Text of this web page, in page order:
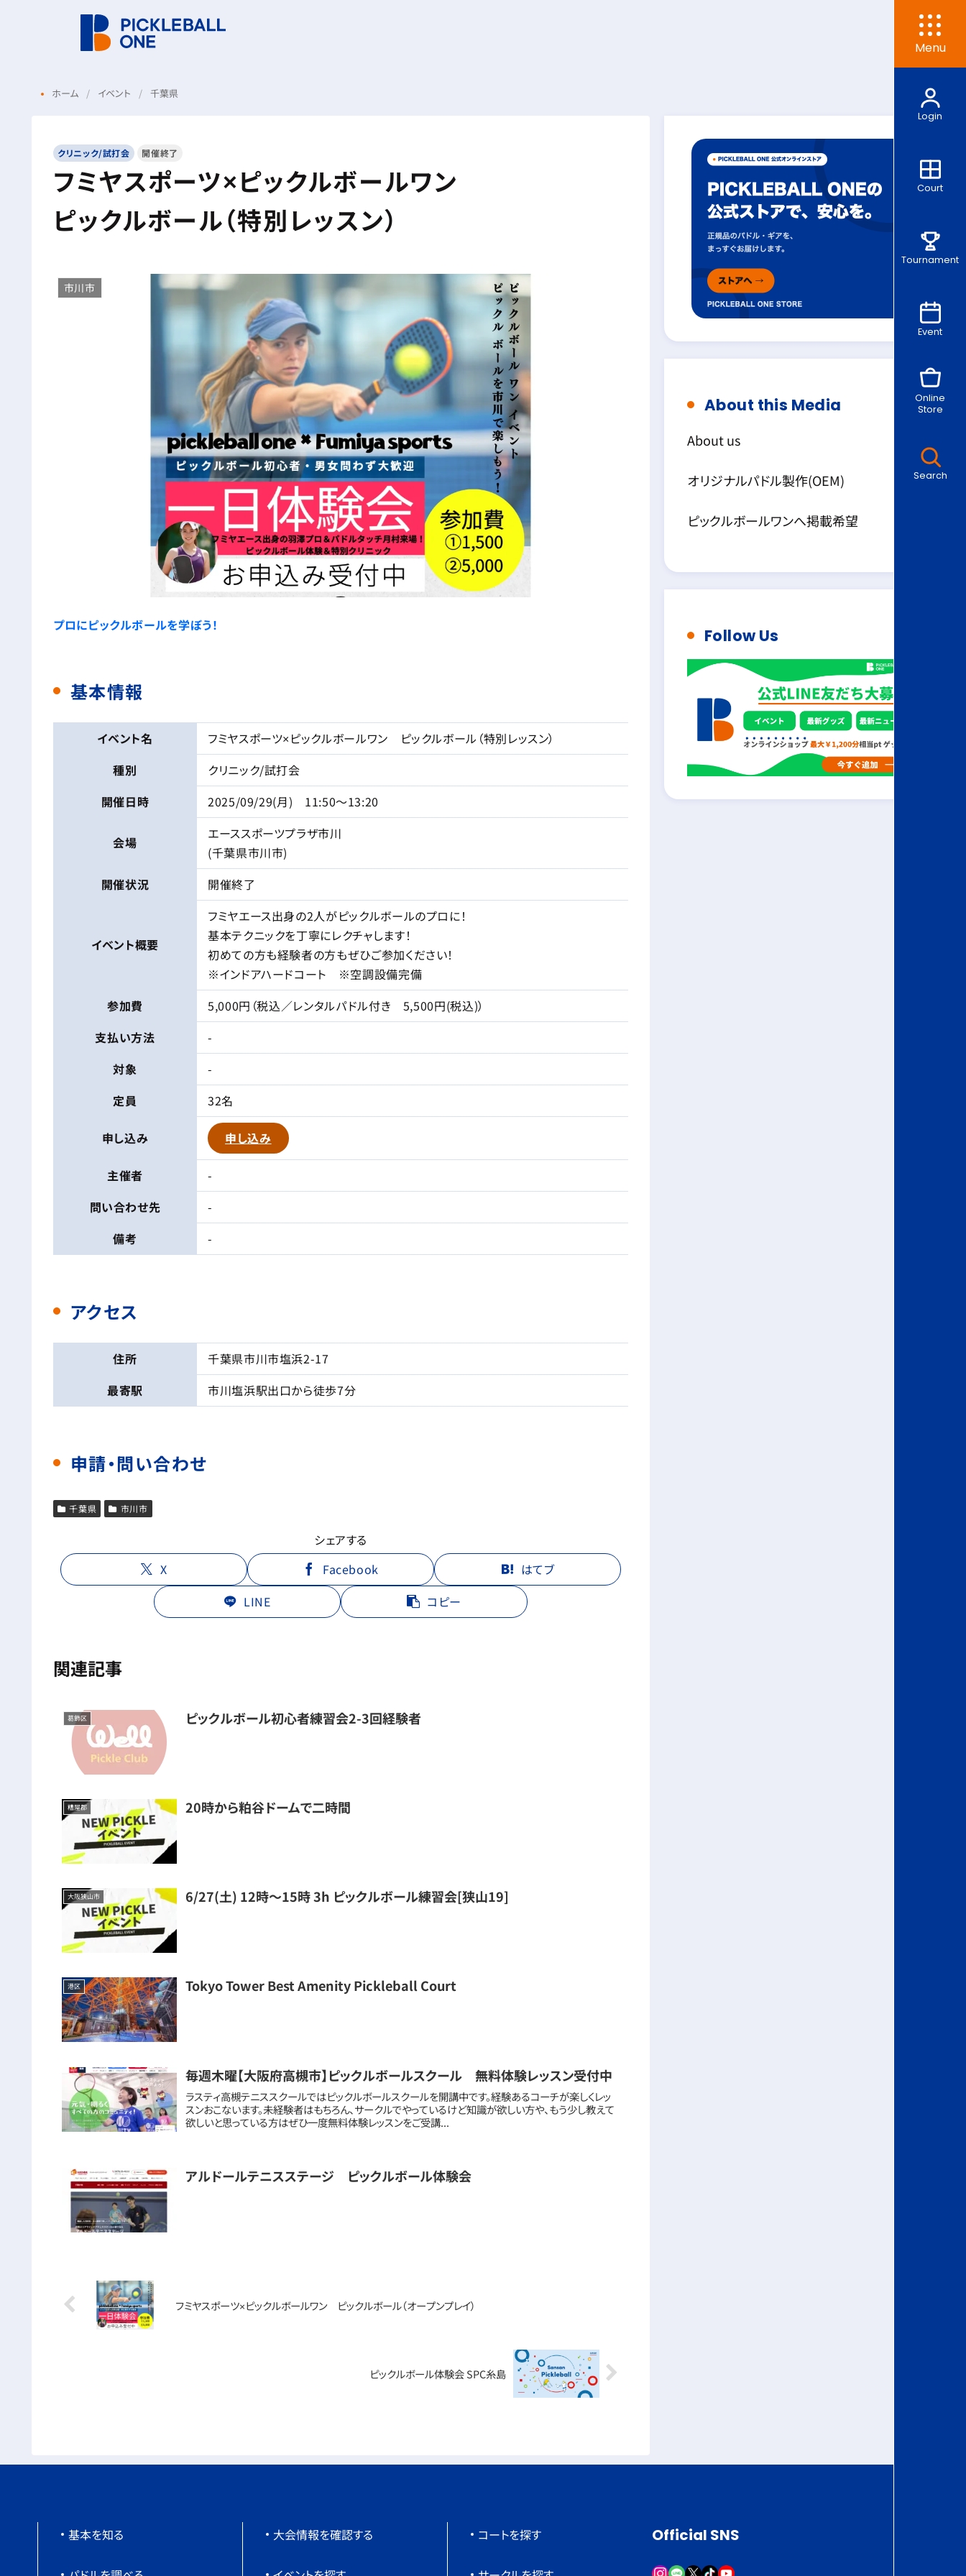
Menu
Login
Court
Tournament
Event
Online
Store
Search
ホーム イベント 千葉県
クリニック/試打会 開催終了
フミヤスポーツ×ピックルボールワン
ピックルボール（特別レッスン）
市川市
プロにピックルボールを学ぼう！
基本情報
イベント名
フミヤスポーツ×ピックルボールワン ピックルボール（特別レッスン）
種別
クリニック/試打会
開催日時
2025/09/29(月) 11:50～13:20
会場
エーススポーツプラザ市川
(千葉県市川市)
開催状況
開催終了
イベント概要
フミヤエース出身の2人がピックルボールのプロに！
基本テクニックを丁寧にレクチャします！
初めての方も経験者の方もぜひご参加ください！
※インドアハードコート ※空調設備完備
参加費
5,000円（税込／レンタルパドル付き 5,500円(税込)）
支払い方法
-
対象
-
定員
32名
申し込み 申し込み
主催者
-
問い合わせ先
-
備考
-
アクセス
住所
千葉県市川市塩浜2-17
最寄駅
市川塩浜駅出口から徒歩7分
申請・問い合わせ
千葉県 市川市
シェアする
X
Facebook
はてブ
LINE
コピー
関連記事
葛飾区 ピックルボール初心者練習会2-3回経験者
糟屋郡 20時から粕谷ドームで二時間
大阪狭山市 6/27(土) 12時～15時 3h ピックルボール練習会[狭山19]
港区 Tokyo Tower Best Amenity Pickleball Court
毎週木曜【大阪府高槻市】ピックルボールスクール 無料体験レッスン受付中
ラスティ高槻テニススクールではピックルボールスクールを開講中です。経験あるコーチが楽しくレッ
スンおこないます。未経験者はもちろん、サークルでやっているけど知識が欲しい方や、もう少し教えて
欲しいと思っている方はぜひ一度無料体験レッスンをご受講...
アルドールテニスステージ ピックルボール体験会
フミヤスポーツ×ピックルボールワン ピックルボール（オープンプレイ）
ピックルボール体験会 SPC糸島
About this Media
About us
オリジナルパドル製作(OEM)
ピックルボールワンへ掲載希望
Follow Us
基本を知る 大会情報を確認する コートを探す Official SNS